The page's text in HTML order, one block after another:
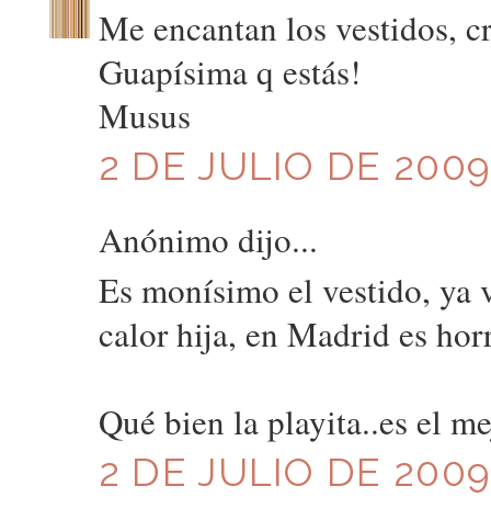
Me encantan los vestidos,
Guapísima q estás!
Musus
2 DE JULIO DE
Anónimo dijo...
Es monísimo el vestido, ya
calor hija, en Madrid es
Qué bien la playita..es el
2 DE JULIO DE